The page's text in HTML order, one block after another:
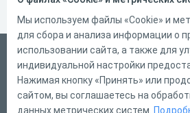
Русский
Справка
Форма обратной связи
Мы используем файлы «Cookie» и
для сбора и анализа информации о
использовании сайта, а также для
индивидуальной настройки
Нажимая кнопку «Принять» или
сайтом, вы соглашаетесь на
данных метрических систем.